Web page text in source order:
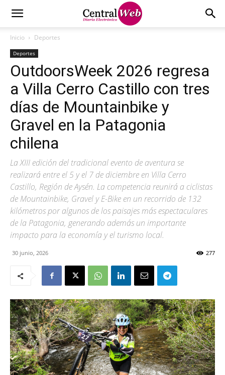
Inicio Deportes
Deportes
OutdoorsWeek 2026 regresa
a Villa Cerro Castillo con tres
días de Mountainbike y
Gravel en la Patagonia
chilena
La XIII edición del tradicional evento de aventura se
realizará entre el 5 y el 7 de diciembre en Villa Cerro
Castillo, Región de Aysén. La competencia reunirá a ciclistas
de Mountainbike, Gravel y E-Bike en un recorrido de 132
kilómetros por algunos de los paisajes más espectaculares
de la Patagonia, generando además un importante
impacto para la economía y el turismo local.
30 junio, 2026 277